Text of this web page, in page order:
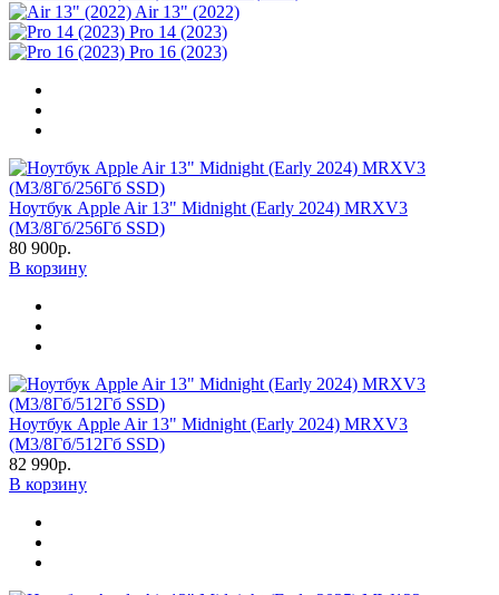
Air 13" (2022)
Pro 14 (2023)
Pro 16 (2023)
Ноутбук Apple Air 13" Midnight (Early 2024) MRXV3
(M3/8Гб/256Гб SSD)
80 900р.
В корзину
Ноутбук Apple Air 13" Midnight (Early 2024) MRXV3
(M3/8Гб/512Гб SSD)
82 990р.
В корзину